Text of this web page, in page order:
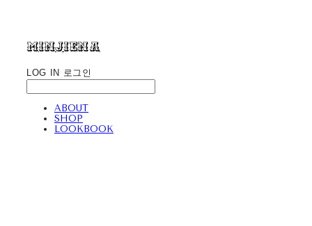
minjiena
LOG IN 로그인
ABOUT
SHOP
LOOKBOOK